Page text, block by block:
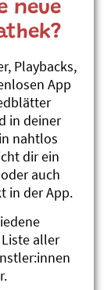
Andersson
neue
Playbacks,
App
in deiner
nahtlos
dir ein
auch
in der App.
aller